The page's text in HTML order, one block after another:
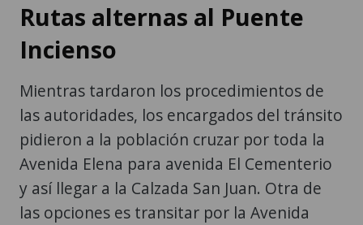
Rutas alternas al Puente
Incienso
Mientras tardaron los procedimientos de
las autoridades, los encargados del tránsito
pidieron a la población cruzar por toda la
Avenida Elena para avenida El Cementerio
y así llegar a la Calzada San Juan. Otra de
las opciones es transitar por la Avenida